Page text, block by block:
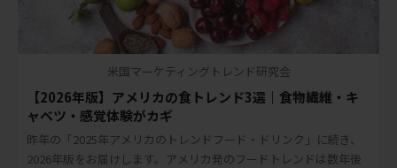
米国マーケティングトレンド研究会
【2026年版】アメリカの食トレンド3選｜食物繊維・キ
ャベツ・感覚体験がカギ
昨年の「2025年アメリカのトレンドフード・ドリンク」に続き、
2026年版をお届けします。アメリカ発のフードトレンドは数年後